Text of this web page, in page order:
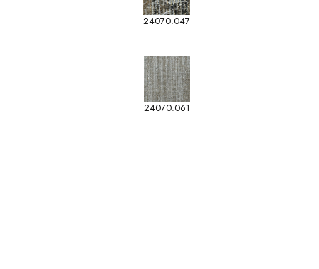
24070.047
24070.061